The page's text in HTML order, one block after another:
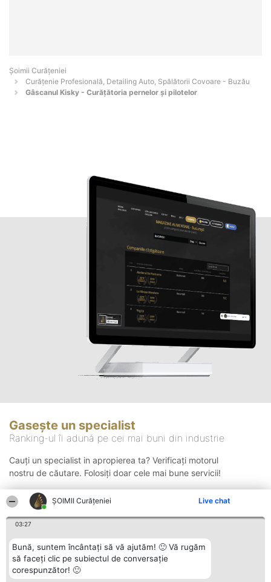
ȘOIMII Curățeniei Live chat
03:27
Bună, suntem încântați să vă ajutăm! 🙂 Vă rugăm
să faceți clic pe subiectul de conversație
corespunzător! 🙂
Șoimii Curățeniei
Curățenie Profesională, Detailing Auto, Spălătorii Covoare - Buzău
Gâscanul Kisky - Curățătoria pernelor și pilotelor
Gasește un specialist
Ranking-ul îi adună pe cei mai buni din industrie
Cauți un specialist in apropierea ta? Verificați motorul
nostru de căutare. Folosiți doar cele mai bune servicii!